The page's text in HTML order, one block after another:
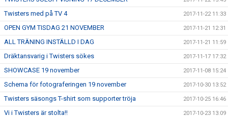
Twisters med på TV 4 2017-11-22 11:33
OPEN GYM TISDAG 21 NOVEMBER 2017-11-21 12:31
ALL TRÄNING INSTÄLLD I DAG 2017-11-21 11:59
Dräktansvarig i Twisters sökes 2017-11-17 17:32
SHOWCASE 19 november 2017-11-08 15:24
Schema för fotograferingen 19 november 2017-10-30 13:52
Twisters säsongs T-shirt som supporter tröja 2017-10-25 16:46
Vi i Twisters är stolta!! 2017-10-23 13:09